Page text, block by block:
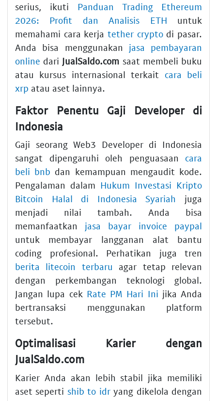
serius, ikuti Panduan Trading Ethereum
2026: Profit dan Analisis ETH untuk
memahami cara kerja tether cryptodi pasar.
Anda bisa menggunakan jasa pembayaran
online dari JualSaldo.com saat membeli buku
atau kursus internasional terkait cara beli
xrp atau aset lainnya.
Faktor Penentu Gaji Developer di
Indonesia
Gaji seorang Web3 Developer di Indonesia
sangat dipengaruhi oleh penguasaan cara
beli bnb dan kemampuan mengaudit kode.
Pengalaman dalam Hukum Investasi Kripto
Bitcoin Halal di Indonesia Syariah
juga
menjadi nilai tambah. Anda bisa
memanfaatkan jasa bayar invoice paypal
untuk membayar langganan alat bantu
coding profesional. Perhatikan juga tren
berita litecoin terbaru agar tetap relevan
dengan perkembangan teknologi global.
Jangan lupa cek Rate PM Hari Ini jika Anda
bertransaksi menggunakan platform
tersebut.
Optimalisasi Karier dengan
JualSaldo.com
Karier Anda akan lebih stabil jika memiliki
aset seperti shib to idryang dikelola dengan